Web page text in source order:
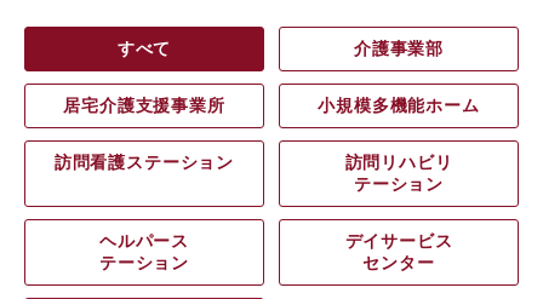
すべて 介護事業部
居宅介護支援事業所 小規模多機能ホーム
訪問看護ステーション
訪問リハビリ
テーション
ヘルパース
テーション
デイサービス
センター